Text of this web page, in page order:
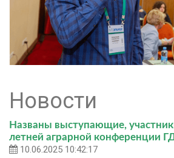
Новости
Названы выступающие,
летней аграрной конференции
10.06.2025 10:42:17